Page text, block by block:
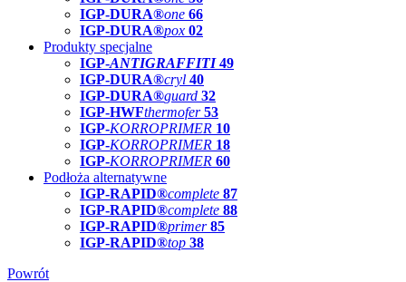
IGP-DURA®one 66
IGP-DURA®pox 02
Produkty specjalne
IGP-ANTIGRAFFITI49
IGP-DURA®cryl 40
IGP-DURA®guard 32
IGP-HWFthermofer 53
IGP-KORROPRIMER 10
IGP-KORROPRIMER 18
IGP-KORROPRIMER 60
Podłoża alternatywne
IGP-RAPID®complete 87
IGP-RAPID®complete 88
IGP-RAPID®primer 85
IGP-RAPID®top 38
Powrót